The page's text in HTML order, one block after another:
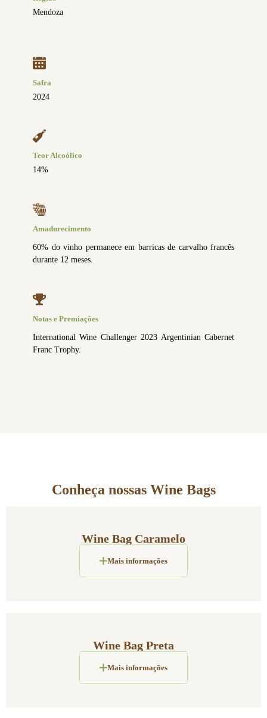
Mendoza
Safra
2024
Teor Alcoólico
14%
Amadurecimento
60% do vinho permanece em barricas de carvalho francês
durante 12 meses.
Notas e Premiações
International Wine Challenger 2023 Argentinian Cabernet
Franc Trophy.
Conheça nossas Wine Bags
Wine Bag Caramelo
Mais informações
Wine Bag Preta
Mais informações